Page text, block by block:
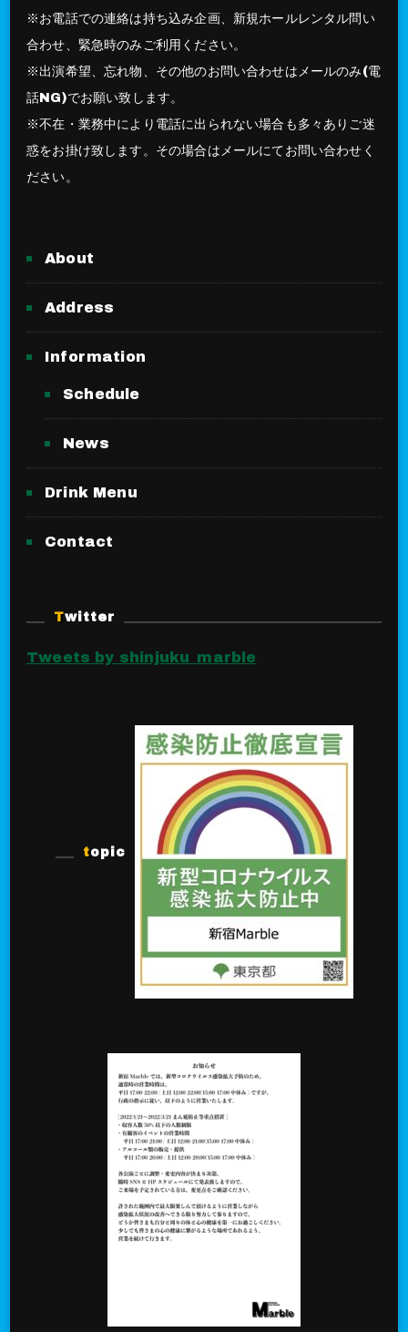
※お電話での連絡は持ち込み企画、新規ホールレンタル問い
合わせ、緊急時のみご利用ください。
※出演希望、忘れ物、その他のお問い合わせはメールのみ(電
話NG)でお願い致します。
※不在・業務中により電話に出られない場合も多々ありご迷
惑をお掛け致します。その場合はメールにてお問い合わせく
ださい。
About
Address
Information
Schedule
News
Drink Menu
Contact
Twitter
Tweets by shinjuku_marble
topic